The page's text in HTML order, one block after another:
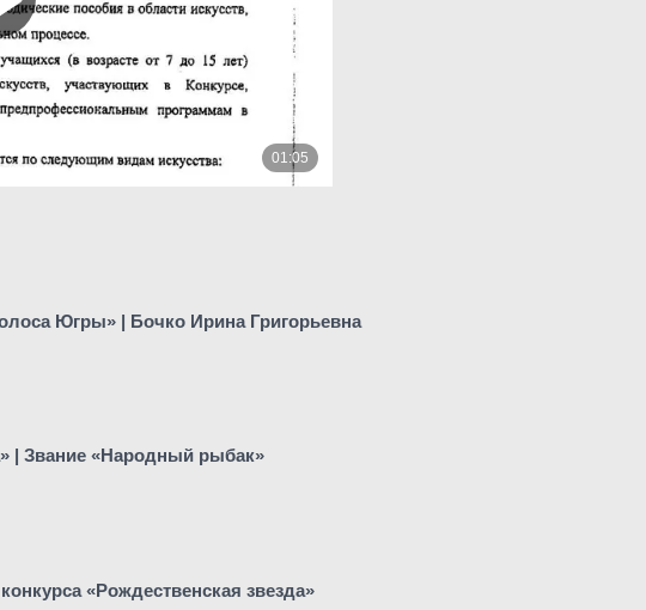
Югры» | Бочко Ирина Григорьевна
| Звание «Народный рыбак»
«Рождественская звезда»